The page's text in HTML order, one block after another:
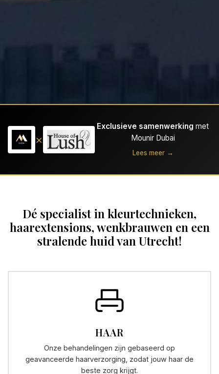
×
Exclusieve samenwerking met
Mounir Dubai
Lees meer →
Dé specialist in kleurtechnieken,
haarextensions, wenkbrauwen en een
stralende huid van Utrecht!
HAAR
Onze behandelingen zijn gebaseerd op
geavanceerde haarverzorging, zodat jouw haar de
beste zorg krijgt.